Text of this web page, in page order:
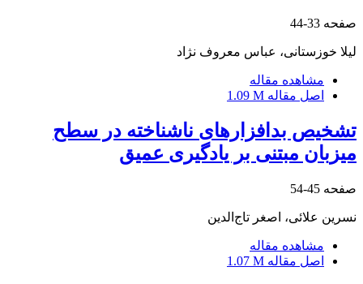
صفحه 33-44
لیلا خوزستانی، عباس معروف نژاد
مشاهده مقاله
اصل مقاله 1.09 M
تشخیص بدافزارهای ناشناخته در سطح
میزبان مبتنی بر یادگیری عمیق
صفحه 45-54
نسرین علائی، اصغر تاج‌الدین
مشاهده مقاله
اصل مقاله 1.07 M